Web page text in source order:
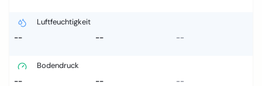
Luftfeuchtigkeit
--
-- --
Bodendruck
--
-- --